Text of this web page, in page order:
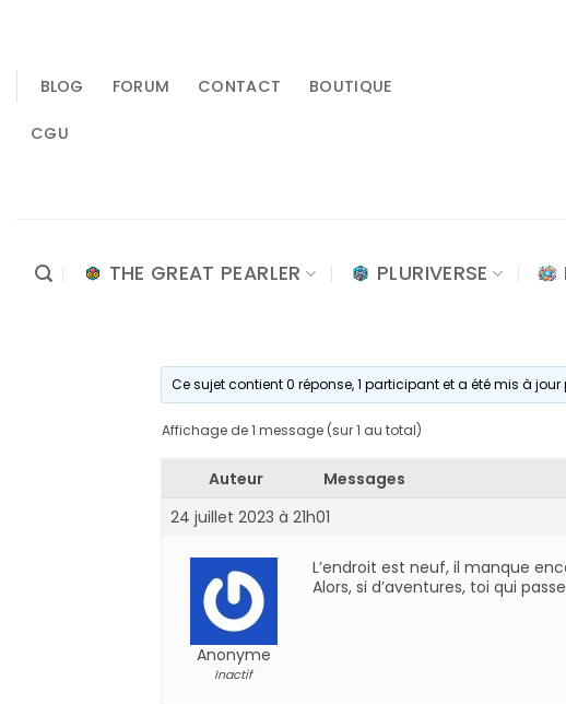
contenu
BLOG FORUM CONTACT BOUTIQUE
CGU
THE GREAT PEARLER PLURIVERSE
Ce sujet contient 0 réponse, 1 participant et a été mis à
Affichage de 1 message (sur 1 au total)
Auteur
Messages
24 juillet 2023 à 21h01
Anonyme
Inactif
L’endroit est neuf, il manque
Alors, si d’aventures, toi qui